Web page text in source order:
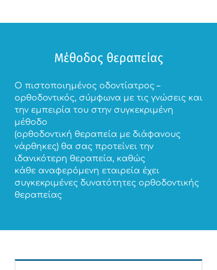
Μέθοδος θεραπείας
Ο πιστοποιημένος οδοντίατρος –
ορθοδοντικός, σύμφωνα με τις γνώσεις και
την εμπειρία του στην συγκεκριμένη
μέθοδο
(ορθοδοντική θεραπεία με διάφανους
νάρθηκες) θα σας προτείνει την
ιδανικότερη θεραπεία, καθώς
κάθε αναφερόμενη εταιρεία έχει
συγκεκριμένες δυνατότητες ορθοδοντικής
θεραπείας